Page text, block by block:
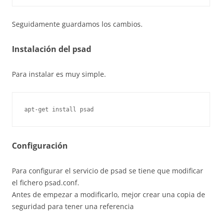
Seguidamente guardamos los cambios.
Instalación del psad
Para instalar es muy simple.
apt-get install psad
Configuración
Para configurar el servicio de psad se tiene que modificar
el fichero psad.conf.
Antes de empezar a modificarlo, mejor crear una copia de
seguridad para tener una referencia